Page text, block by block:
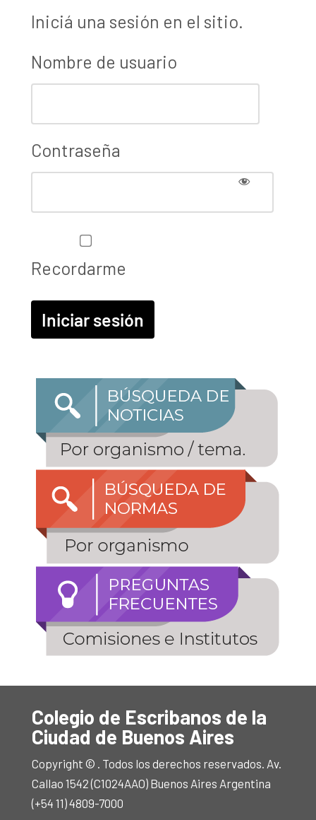
Iniciá una sesión en el sitio.
Nombre de usuario
Contraseña
Recordarme
Colegio de Escribanos de la
Ciudad de Buenos Aires
Copyright © . Todos los derechos reservados. Av.
Callao 1542 (C1024AAO) Buenos Aires Argentina
(+54 11) 4809-7000